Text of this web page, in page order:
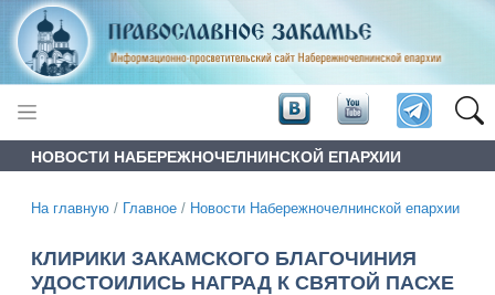
НОВОСТИ НАБЕРЕЖНОЧЕЛНИНСКОЙ ЕПАРХИИ
На главную / Главное / Новости Набережночелнинской епархии
КЛИРИКИ ЗАКАМСКОГО БЛАГОЧИНИЯ
УДОСТОИЛИСЬ НАГРАД К СВЯТОЙ ПАСХЕ